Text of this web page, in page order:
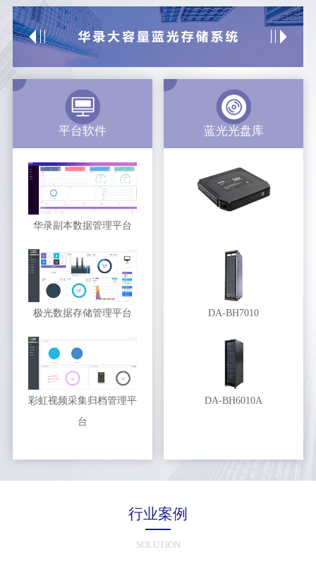
平台软件
华录副本数据管理平台
极光数据存储管理平台
彩虹视频采集归档管理平
台
蓝光光盘库
DA-BH7010
DA-BH6010A
行业案例
SOLUTION